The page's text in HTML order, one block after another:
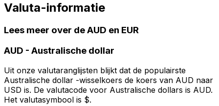
Valuta-informatie
Lees meer over de AUD en EUR
AUD - Australische dollar
Uit onze valutaranglijsten blijkt dat de populairste
Australische dollar -wisselkoers de koers van AUD naar
USD is. De valutacode voor Australische dollars is AUD.
Het valutasymbool is $.